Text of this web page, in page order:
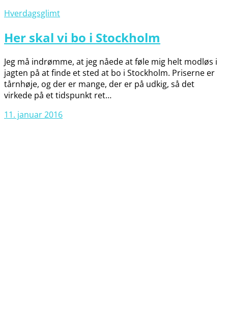
Hverdagsglimt
Her skal vi bo i Stockholm
Jeg må indrømme, at jeg nåede at føle mig helt modløs i
jagten på at finde et sted at bo i Stockholm. Priserne er
tårnhøje, og der er mange, der er på udkig, så det
virkede på et tidspunkt ret…
11. januar 2016